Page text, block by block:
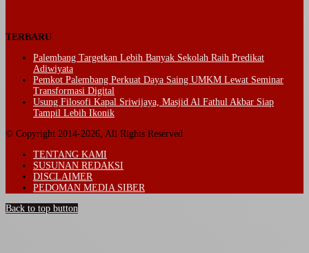
TERBARU
Palembang Targetkan Lebih Banyak Sekolah Raih Predikat
Adiwiyata
Pemkot Palembang Perkuat Daya Saing UMKM Lewat Seminar
Transformasi Digital
Usung Filosofi Kapal Sriwijaya, Masjid Al Fathul Akbar Siap
Tampil Lebih Ikonik
© Copyright 2014-2026, All Rights Reserved
TENTANG KAMI
SUSUNAN REDAKSI
DISCLAIMER
PEDOMAN MEDIA SIBER
Back to top button